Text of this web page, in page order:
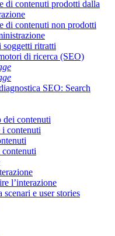
di contenuti prodotti dalla
di contenuti non prodotti
soggetti ritratti
di ricerca (SEO)
SEO: Search
dei contenuti
contenuti
l’interazione
e user stories